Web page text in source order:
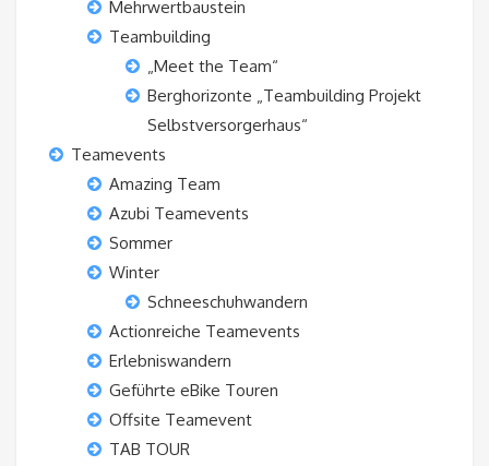
Mehrwertbaustein
Teambuilding
„Meet the Team“
Berghorizonte „Teambuilding Projekt
Selbstversorgerhaus“
Teamevents
Amazing Team
Azubi Teamevents
Sommer
Winter
Schneeschuhwandern
Actionreiche Teamevents
Erlebniswandern
Geführte eBike Touren
Offsite Teamevent
TAB TOUR